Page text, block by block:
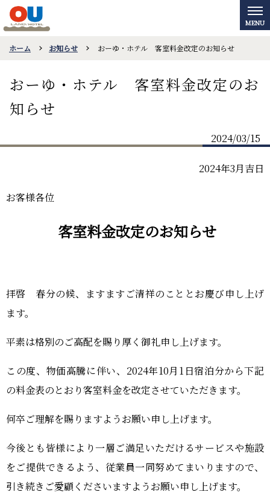
call 0859-31-2666
call0859-31-3333
ホーム お知らせ おーゆ・ホテル 客室料金改定のお知らせ
おーゆ・ホテル 客室料金改定のお
知らせ
2024/03/15
2024年3月吉日
お客様各位
客室料金改定のお知らせ
拝啓 春分の候、ますますご清祥のこととお慶び申し上げ
ます。
平素は格別のご高配を賜り厚く御礼申し上げます。
この度、物価高騰に伴い、 2024年10月 1 日宿泊分から下記
の料金表のとおり客室料金を改定させていただきます。
何卒ご理解を賜りますようお願い申し上げます。
今後とも皆様により一層ご満足いただけるサービスや施設
をご提供できるよう、従業員一同努めてまいりますので、
引き続きご愛顧くださいますようお願い申し上げます。